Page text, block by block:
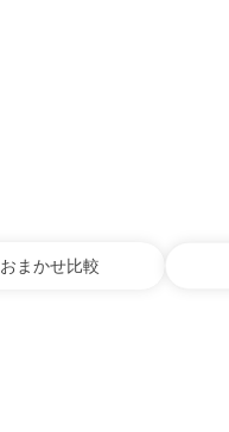
おまかせ比較